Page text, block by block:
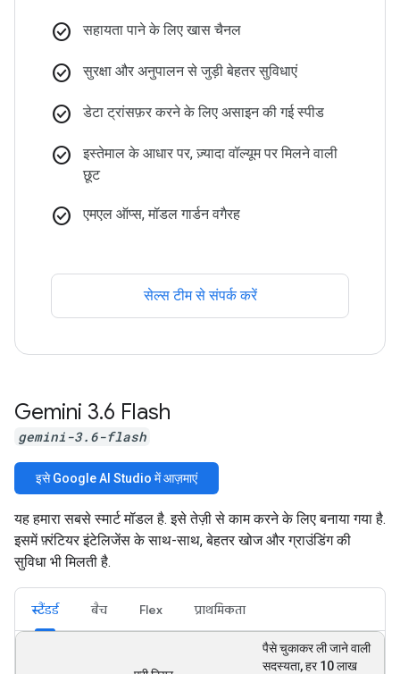
check_circle सहायता पाने के लिए खास चैनल
check_circle सुरक्षा और अनुपालन से जुड़ी बेहतर सुविधाएं
check_circle डेटा ट्रांसफ़र करने के लिए असाइन की गई स्पीड
check_circle
इस्तेमाल के आधार पर, ज़्यादा वॉल्यूम पर मिलने वाली
छूट
check_circle एमएल ऑप्स, मॉडल गार्डन वगैरह
सेल्स टीम से संपर्क करें
Gemini 3.6 Flash
gemini-3.6-flash
इसे Google AI Studio में आज़माएं
यह हमारा सबसे स्मार्ट मॉडल है. इसे तेज़ी से काम करने के लिए बनाया गया है.
इसमें फ़्रंटियर इंटेलिजेंस के साथ-साथ, बेहतर खोज और ग्राउंडिंग की
सुविधा भी मिलती है.
स्टैंडर्ड बैच Flex प्राथमिकता
पैसे चुकाकर ली जाने वाली
सदस्यता, हर 10 लाख